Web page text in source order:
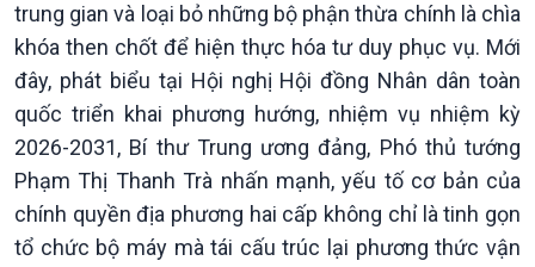
trung gian và loại bỏ những bộ phận thừa chính là chìa
khóa then chốt để hiện thực hóa tư duy phục vụ. Mới
đây, phát biểu tại Hội nghị Hội đồng Nhân dân toàn
quốc triển khai phương hướng, nhiệm vụ nhiệm kỳ
2026-2031, Bí thư Trung ương đảng, Phó thủ tướng
Phạm Thị Thanh Trà nhấn mạnh, yếu tố cơ bản của
chính quyền địa phương hai cấp không chỉ là tinh gọn
tổ chức bộ máy mà tái cấu trúc lại phương thức vận